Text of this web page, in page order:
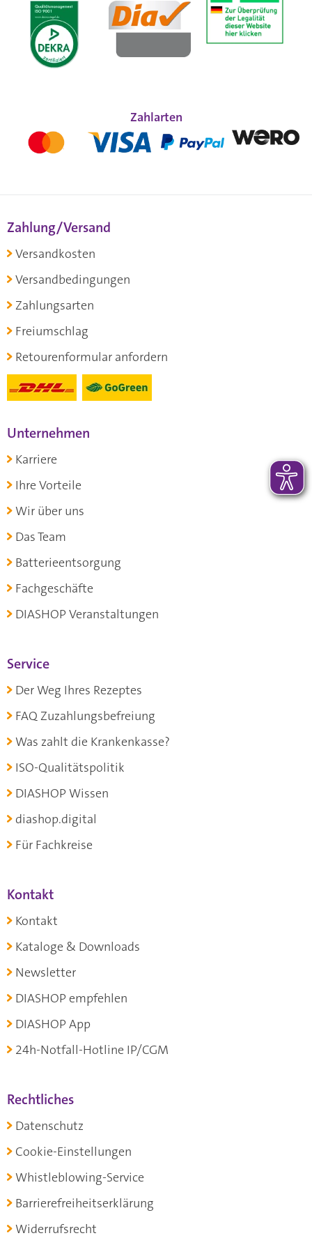
Zahlarten
Zahlung/Versand
Versandkosten
Versandbedingungen
Zahlungsarten
Freiumschlag
Retourenformular anfordern
Unternehmen
Karriere
Ihre Vorteile
Wir über uns
Das Team
Batterieentsorgung
Fachgeschäfte
DIASHOP Veranstaltungen
Service
Der Weg Ihres Rezeptes
FAQ Zuzahlungsbefreiung
Was zahlt die Krankenkasse?
ISO-Qualitätspolitik
DIASHOP Wissen
diashop.digital
Für Fachkreise
Kontakt
Kontakt
Kataloge & Downloads
Newsletter
DIASHOP empfehlen
DIASHOP App
24h-Notfall-Hotline IP/CGM
Rechtliches
Datenschutz
Cookie-Einstellungen
Whistleblowing-Service
Barrierefreiheitserklärung
Widerrufsrecht